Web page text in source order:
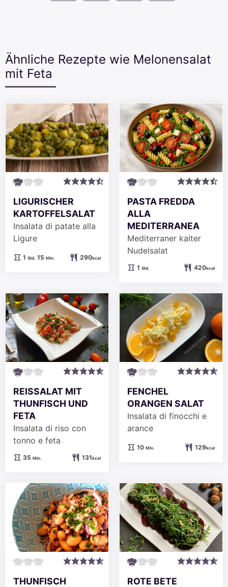
Ähnliche Rezepte wie Melonensalat
mit Feta
LIGURISCHER
KARTOFFELSALAT
Insalata di patate alla
Ligure
1Stunde
Std. 15Minuten
Min. 290kcal
PASTA FREDDA
ALLA
MEDITERRANEA
Mediterraner kalter
Nudelsalat
1Stunde
Std. 420kcal
REISSALAT MIT
THUNFISCH UND
FETA
Insalata di riso con
tonno e feta
35Minuten
Min. 131kcal
FENCHEL
ORANGEN SALAT
Insalata di finocchi e
arance
10Minuten
Min. 129kcal
THUNFISCH
ROTE BETE